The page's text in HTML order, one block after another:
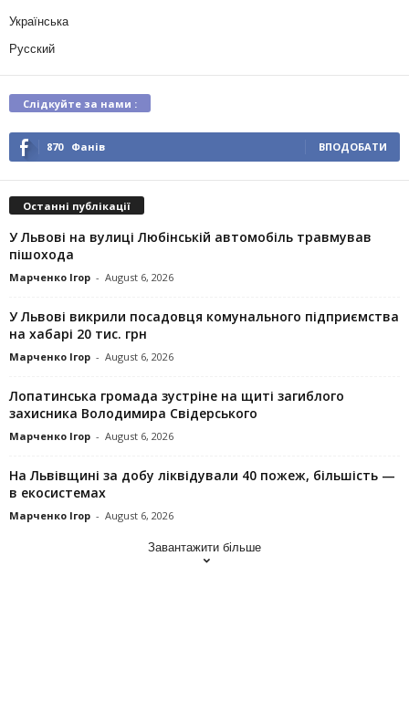
Українська
Русский
Слідкуйте за нами :
870 Фанів ВПОДОБАТИ
Останні публікації
У Львові на вулиці Любінській автомобіль травмував
пішохода
Марченко Ігор - August 6, 2026
У Львові викрили посадовця комунального підприємства
на хабарі 20 тис. грн
Марченко Ігор - August 6, 2026
Лопатинська громада зустріне на щиті загиблого
захисника Володимира Свідерського
Марченко Ігор - August 6, 2026
На Львівщині за добу ліквідували 40 пожеж, більшість —
в екосистемах
Марченко Ігор - August 6, 2026
Завантажити більше